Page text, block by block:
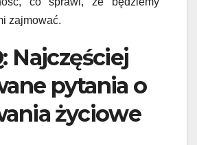
zajmować.
Najczęściej
pytania o
życiowe